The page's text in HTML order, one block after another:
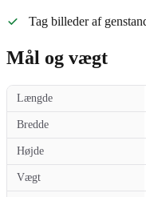
Tag billeder af
Mål og vægt
Længde
Bredde
Højde
Vægt